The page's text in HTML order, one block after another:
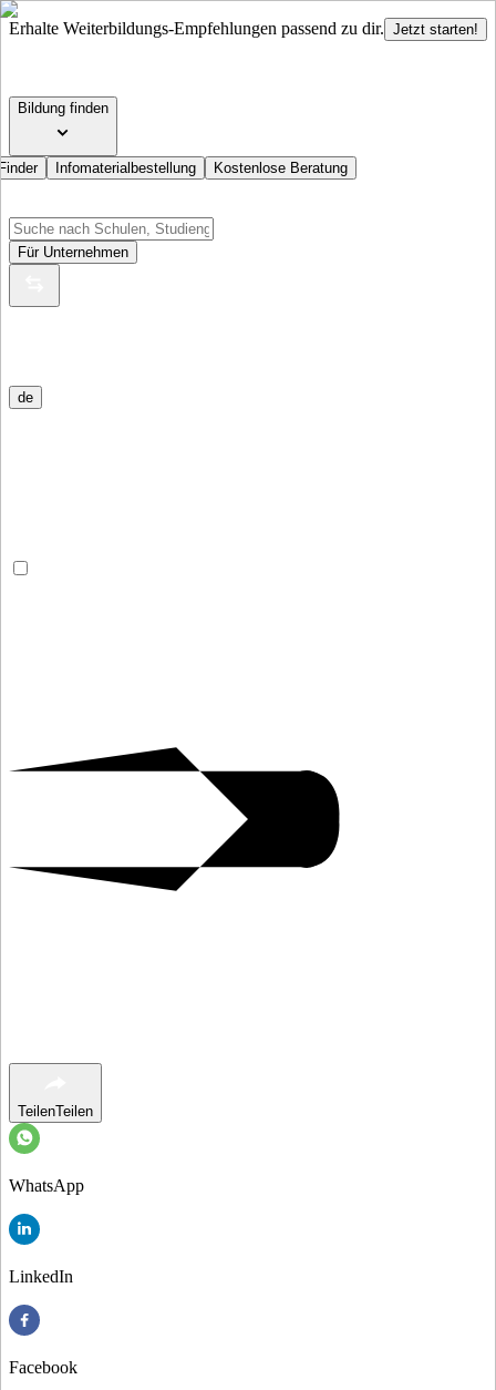
Erhalte Weiterbildungs-Empfehlungen passend zu dir. Jetzt starten!
Bildung finden
Infomaterialbestellung Kostenlose Beratung
Für Unternehmen
de
TeilenTeilen
WhatsApp
LinkedIn
Facebook